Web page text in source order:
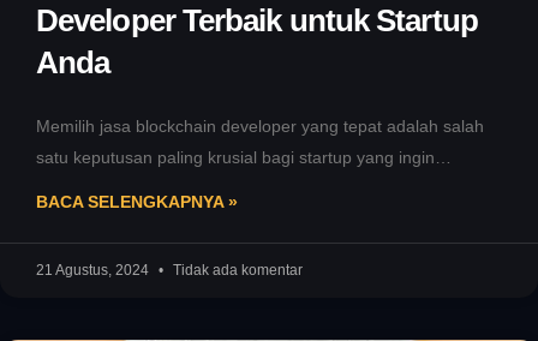
Developer Terbaik untuk Startup
Anda
Memilih jasa blockchain developer yang tepat adalah salah
satu keputusan paling krusial bagi startup yang ingin
BACA SELENGKAPNYA »
21 Agustus, 2024 Tidak ada komentar